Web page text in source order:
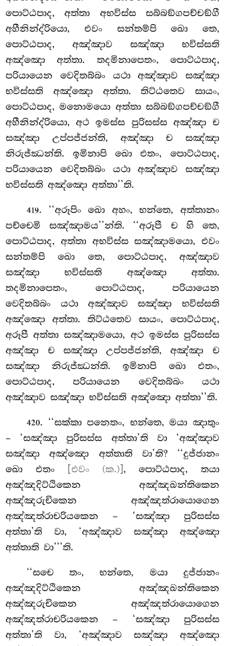
පොට්ඨපාද, අත්තා අභවිස්ස සබ්බඞ්ගපච්චඞ්ගී
අහීනින්ද්රියො, එවං සන්තම්පි ඛො තෙ,
පොට්ඨපාද, අඤ්ඤාව සඤ්ඤා භවිස්සති
අඤ්ඤො අත්තා. තදමිනාපෙතං, පොට්ඨපාද,
පරියායෙන වෙදිතබ්බං යථා අඤ්ඤාව සඤ්ඤා
භවිස්සති අඤ්ඤො අත්තා. තිට්ඨතෙව සායං,
පොට්ඨපාද, මනොමයො අත්තා සබ්බඞ්ගපච්චඞ්ගී
අහීනින්ද්රියො, අථ ඉමස්ස පුරිසස්ස අඤ්ඤා ච
සඤ්ඤා උප්පජ්ජන්ති, අඤ්ඤා ච සඤ්ඤා
නිරුජ්ඣන්ති. ඉමිනාපි ඛො එතං, පොට්ඨපාද,
පරියායෙන වෙදිතබ්බං යථා අඤ්ඤාව සඤ්ඤා
භවිස්සති අඤ්ඤො අත්තා’’ති.
419. ‘‘අරූපිංඛො අහං, භන්තෙ, අත්තානං
පච්චෙමි සඤ්ඤාමය’’න්ති. ‘‘අරූපී ච හි තෙ,
පොට්ඨපාද, අත්තා අභවිස්ස සඤ්ඤාමයො, එවං
සන්තම්පි ඛො තෙ, පොට්ඨපාද, අඤ්ඤාව
සඤ්ඤා භවිස්සති අඤ්ඤො අත්තා.
තදමිනාපෙතං, පොට්ඨපාද, පරියායෙන
වෙදිතබ්බං යථා අඤ්ඤාව සඤ්ඤා භවිස්සති
අඤ්ඤො අත්තා. තිට්ඨතෙව සායං, පොට්ඨපාද,
අරූපී අත්තා සඤ්ඤාමයො, අථ ඉමස්ස පුරිසස්ස
අඤ්ඤා ච සඤ්ඤා උප්පජ්ජන්ති, අඤ්ඤා ච
සඤ්ඤා නිරුජ්ඣන්ති. ඉමිනාපි ඛො එතං,
පොට්ඨපාද, පරියායෙන වෙදිතබ්බං යථා
අඤ්ඤාව සඤ්ඤා භවිස්සති අඤ්ඤො අත්තා’’ති.
420. ‘‘සක්කා පනෙතං, භන්තෙ, මයා ඤාතුං
– ‘සඤ්ඤා පුරිසස්ස අත්තා’ති වා ‘අඤ්ඤාව
සඤ්ඤා අඤ්ඤො අත්තාති වා’ති? ‘‘දුජ්ජානං
ඛො එතං
[එවං (ක.)], පොට්ඨපාද, තයා
අඤ්ඤදිට්ඨිකෙන අඤ්ඤඛන්තිකෙන
අඤ්ඤරුචිකෙන අඤ්ඤත්රායොගෙන
අඤ්ඤත්රාචරියකෙන – ‘සඤ්ඤා පුරිසස්ස
අත්තා’ති වා, ‘අඤ්ඤාව සඤ්ඤා අඤ්ඤො
අත්තාති වා’’’ති.
‘‘සචෙතං, භන්තෙ, මයා දුජ්ජානං
අඤ්ඤදිට්ඨිකෙන අඤ්ඤඛන්තිකෙන
අඤ්ඤරුචිකෙන අඤ්ඤත්රායොගෙන
අඤ්ඤත්රාචරියකෙන – ‘සඤ්ඤා පුරිසස්ස
අත්තා’ති වා, ‘අඤ්ඤාව සඤ්ඤා අඤ්ඤො